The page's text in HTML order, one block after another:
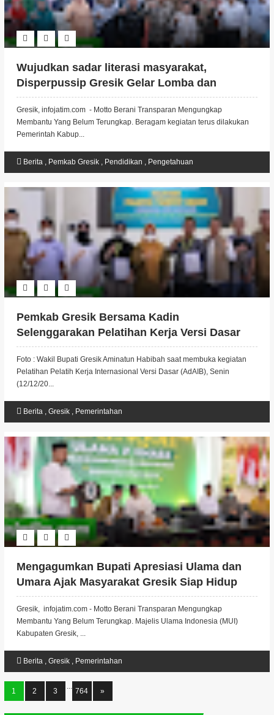
Wujudkan sadar literasi masyarakat,
Disperpussip Gresik Gelar Lomba dan
Pameran Arsip Tempo Dulu.
Gresik, infojatim.com - Motto Berani Transparan Mengungkap
Membantu Yang Belum Terungkap. Beragam kegiatan terus dilakukan
Pemerintah Kabup...
Berita, Pemkab Gresik, Pendidikan , Pengetahuan
Pemkab Gresik Bersama Kadin
Selenggarakan Pelatihan Kerja Versi Dasar
Bertaraf Internasional
Foto : Wakil Bupati Gresik Aminatun Habibah saat membuka kegiatan
Pelatihan Pelatih Kerja Internasional Versi Dasar (AdAIB), Senin
(12/12/20...
Berita, Gresik, Pemerintahan
Mengagumkan Bupati Apresiasi Ulama dan
Umara Ajak Masyarakat Gresik Siap Hidup
Damai Tanpa Saling Menyalahkan.
Gresik, infojatim.com - Motto Berani Transparan Mengungkap
Membantu Yang Belum Terungkap. Majelis Ulama Indonesia (MUI)
Kabupaten Gresik, ...
Berita, Gresik, Pemerintahan
1 2 3
...
764 »